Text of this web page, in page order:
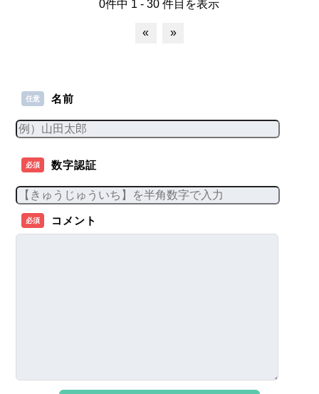
0件中 1 - 30 件目を表示
« »
任意 名前
必須 数字認証
必須 コメント